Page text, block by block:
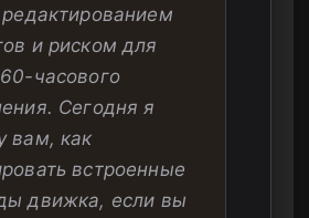
редактированием
и риском для
часового
Сегодня я
вам, как
встроенные
движка, если вы